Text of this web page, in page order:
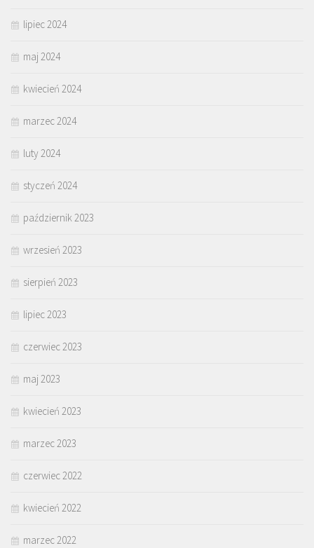
lipiec 2024
maj 2024
kwiecień 2024
marzec 2024
luty 2024
styczeń 2024
październik 2023
wrzesień 2023
sierpień 2023
lipiec 2023
czerwiec 2023
maj 2023
kwiecień 2023
marzec 2023
czerwiec 2022
kwiecień 2022
marzec 2022